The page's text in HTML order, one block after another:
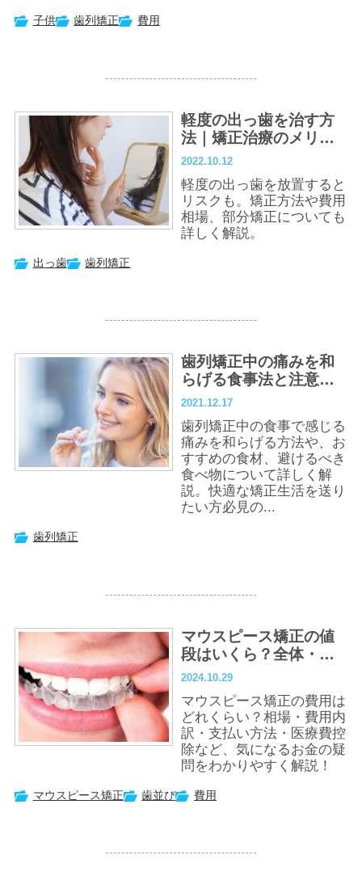
子供 歯列矯正 費用
軽度の出っ歯を治す方
法｜矯正治療のメリッ
トや費用を徹底解説
2022.10.12
軽度の出っ歯を放置すると
リスクも。矯正方法や費用
相場、部分矯正についても
詳しく解説。
出っ歯 歯列矯正
歯列矯正中の痛みを和
らげる食事法と注意点
｜おすすめの食べ物も
紹介
2021.12.17
歯列矯正中の食事で感じる
痛みを和らげる方法や、お
すすめの食材、避けるべき
食べ物について詳しく解
説。快適な矯正生活を送り
たい方必見の...
歯列矯正
マウスピース矯正の値
段はいくら？全体・部
分矯正の金額と相場の
2024.10.29
マウスピース矯正の費用は
どれくらい？相場・費用内
訳・支払い方法・医療費控
除など、気になるお金の疑
問をわかりやすく解説！
マウスピース矯正 歯並び 費用